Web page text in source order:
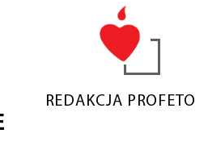
REDAKCJA PROFETO